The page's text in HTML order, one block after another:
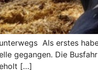
Als erstes
gegangen. Die
[…]